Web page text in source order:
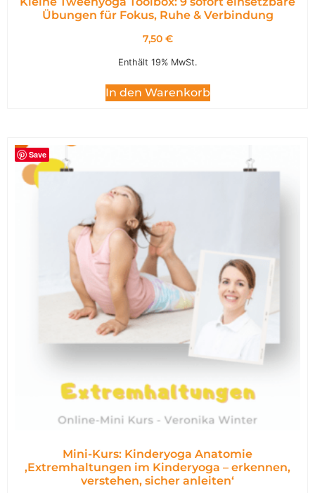
Übungen für Fokus, Ruhe & Verbindung
7,50 €
Enthält 19% MwSt.
In den Warenkorb
Save
Mini-Kurs: Kinderyoga Anatomie
,Extremhaltungen im Kinderyoga – erkennen,
verstehen, sicher anleiten‘